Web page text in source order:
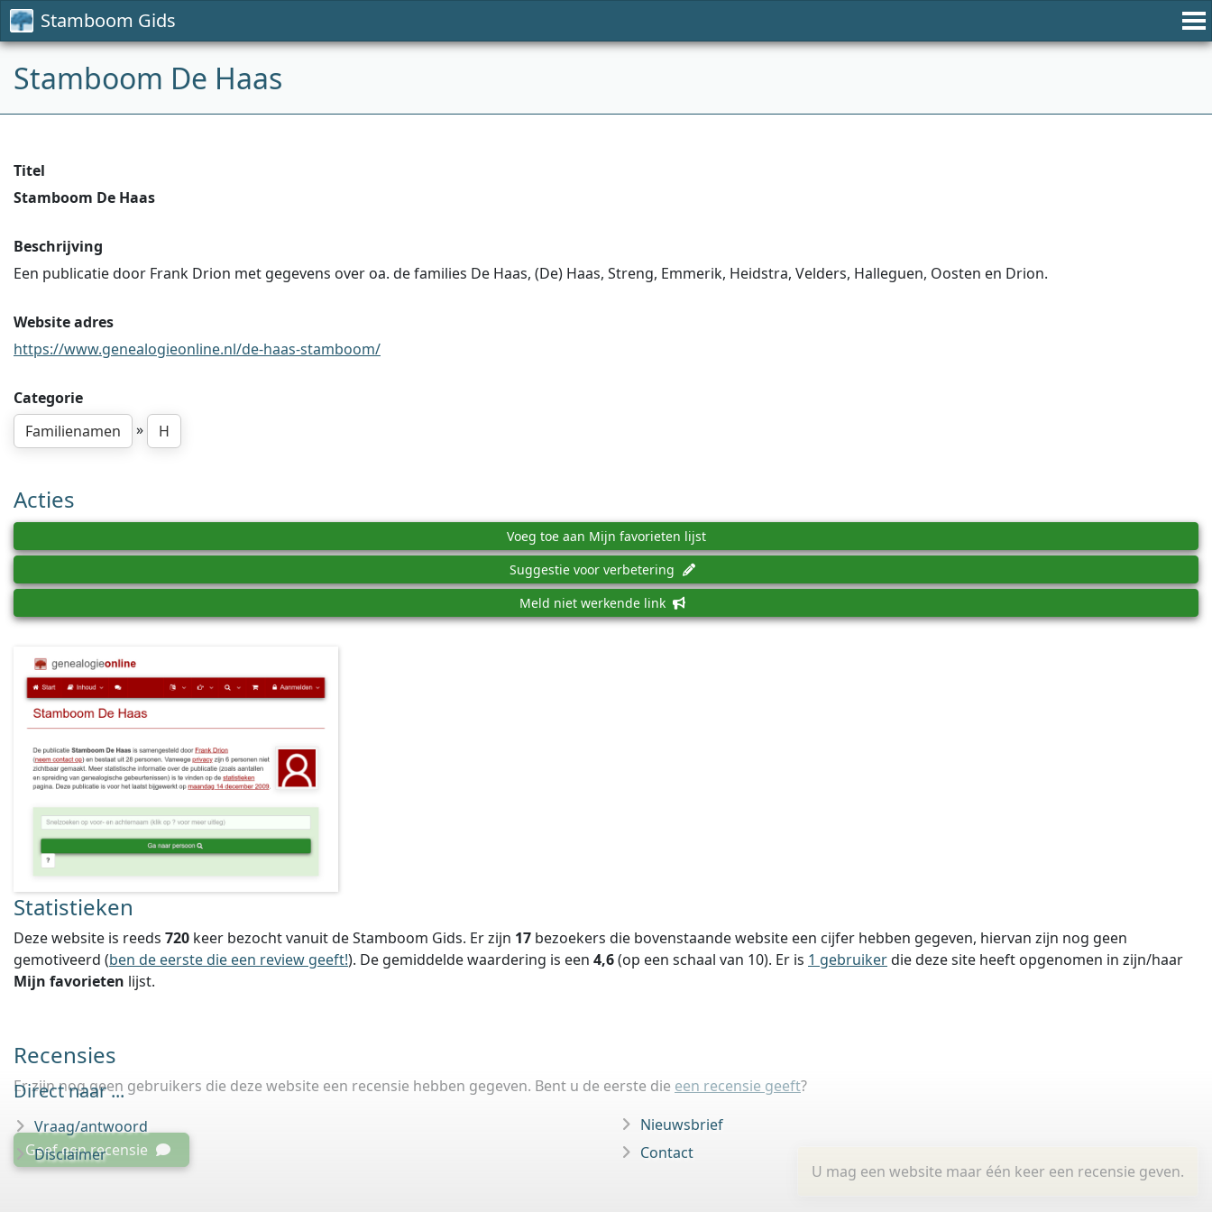
Stamboom Gids
Stamboom De Haas
Titel
Stamboom De Haas
Beschrijving
Een publicatie door Frank Drion met gegevens over oa. de families De Haas, (De) Haas, Streng, Emmerik, Heidstra, Velders, Halleguen, Oosten en Drion.
Website adres
https://www.genealogieonline.nl/de-haas-stamboom/
Categorie
Familienamen
» H
Acties
Voeg toe aan Mijn favorieten lijst
Suggestie voor verbetering
Meld niet werkende link
Statistieken
Deze website is reeds 720 keer bezocht vanuit de Stamboom Gids. Er zijn 17 bezoekers die bovenstaande website een cijfer hebben gegeven, hiervan zijn nog geen
gemotiveerd (ben de eerste die een review geeft!). De gemiddelde waardering is een 4,6(op een schaal van 10). Er is 1 gebruikerdie deze site heeft opgenomen in zijn/haar
Mijn favorieten lijst.
Recensies
Er zijn nog geen gebruikers die deze website een recensie hebben gegeven. Bent u de eerste die een recensie geeft?
U mag een website maar één keer een recensie geven.
Geef een recensie
Direct naar ...
Vraag/antwoord
Disclaimer
Nieuwsbrief
Contact